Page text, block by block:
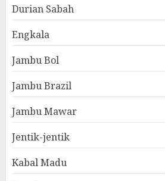
Durian Sabah
Engkala
Jambu Bol
Jambu Brazil
Jambu Mawar
Jentik-jentik
Kabal Madu